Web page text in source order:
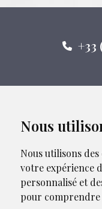
Nous
Nous utilisons
votre expérience
personnalisé et
pour comprendre
+33
learning,
QUALIOPI n°